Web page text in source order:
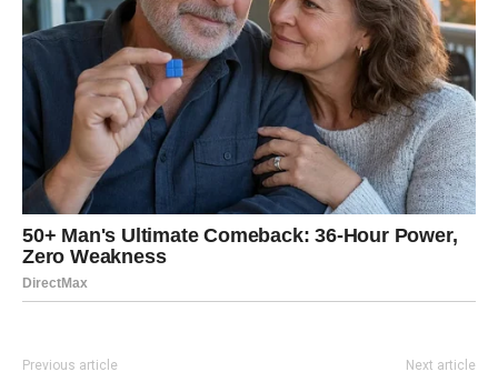
Previous article Next article